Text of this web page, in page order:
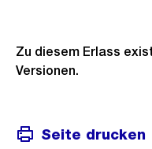
Zu diesem Erlass
Versionen.
Seite drucken